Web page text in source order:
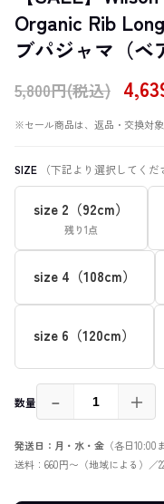
Organic Rib
ブパジャマ（ベ
5,800円(税込)
※セール商品は、返品・交換対
SIZE （下記より選択してくだ
size 2（92cm）
残り1点
size 4（108cm）
size 6（120cm）
数量 － ＋
発送日：月・水・金 （各日
送料：660円〜（地域による）／